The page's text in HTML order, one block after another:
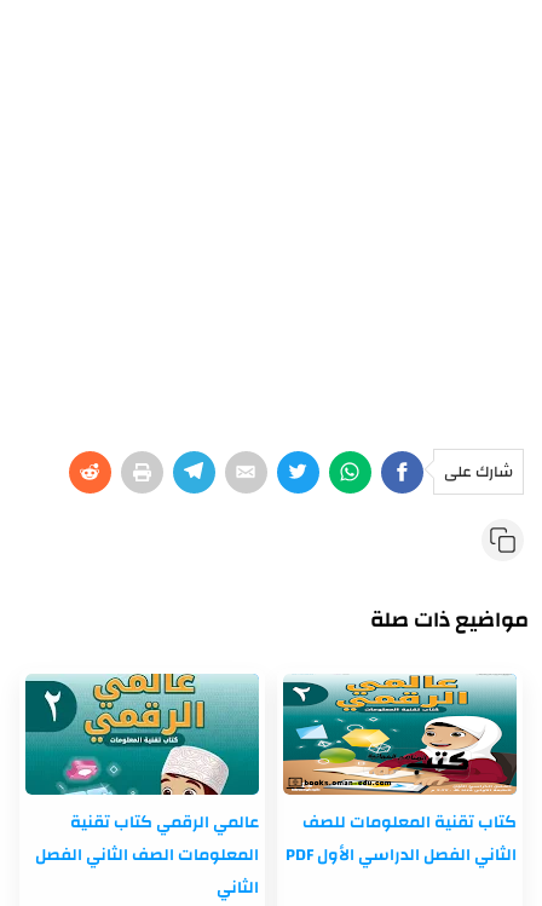
شارك على
مواضيع ذات صلة
كتاب تقنية المعلومات للصف
الثاني الفصل الدراسي الأول PDF
عالمي الرقمي كتاب تقنية
المعلومات الصف الثاني الفصل
الثاني